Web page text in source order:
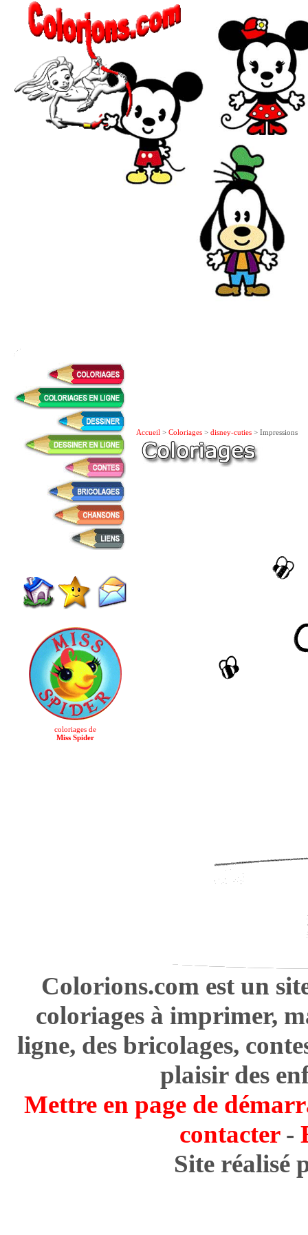
coloriages de
Miss Spider
Accueil > Coloriages > disney-cuties > Impressions
Colorions.com est un
coloriages à imprimer,
ligne, des bricolages,
plaisir des
Mettre en page de
contacter-
Site réalisé